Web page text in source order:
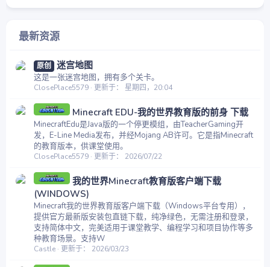
最新资源
原创 迷宫地图
这是一张迷宫地图，拥有多个关卡。
ClosePlace5579 更新于： 星期四，20:04
Minecraft EDU-我的世界教育版的前身 下载
MinecraftEdu是Java版的一个停更模组，由TeacherGaming开
发，E-Line Media发布，并经Mojang AB许可。它是指Minecraft
的教育版本，供课堂使用。
ClosePlace5579 更新于： 2026/07/22
我的世界Minecraft教育版客户端下载
(WINDOWS)
Minecraft我的世界教育版客户端下载（Windows平台专用），
提供官方最新版安装包直链下载，纯净绿色，无需注册和登录，
支持简体中文，完美适用于课堂教学、编程学习和项目协作等多
种教育场景。支持W
Castle 更新于： 2026/03/23